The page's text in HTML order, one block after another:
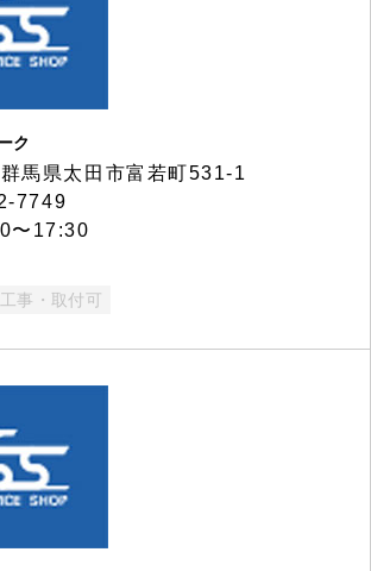
ク
馬県太田市富若町531-1
7749
〜17:30
工事・取付可